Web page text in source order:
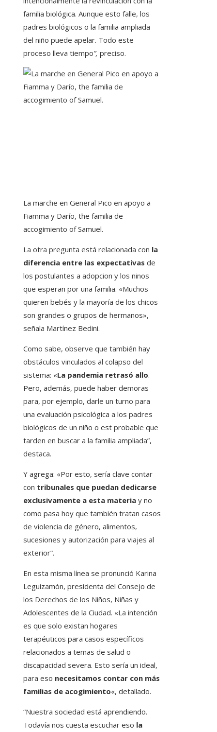
familia biológica. Aunque esto falle, los
padres biológicos o la familia ampliada
del niño puede apelar. Todo este
proceso lleva tiempo”, preciso.
La marche en General Pico en apoyo a
Fiamma y Darío, the familia de
accogimiento of Samuel.
La otra pregunta está relacionada con la
diferencia entre las expectativas de
los postulantes a adopcion y los ninos
que esperan por una familia. «Muchos
quieren bebés y la mayoría de los chicos
son grandes o grupos de hermanos»,
señala Martínez Bedini.
Como sabe, observe que también hay
obstáculos vinculados al colapso del
sistema: «La pandemia retrasó allo.
Pero, además, puede haber demoras
para, por ejemplo, darle un turno para
una evaluación psicológica a los padres
biológicos de un niño o est probable que
tarden en buscar a la familia ampliada”,
destaca.
Y agrega: «Por esto, sería clave contar
con tribunales que puedan dedicarse
exclusivamente a esta materia y no
como pasa hoy que también tratan casos
de violencia de género, alimentos,
sucesiones y autorización para viajes al
exterior”.
En esta misma línea se pronunció Karina
Leguizamón, presidenta del Consejo de
los Derechos de los Niños, Niñas y
Adolescentes de la Ciudad. «La intención
es que solo existan hogares
terapéuticos para casos específicos
relacionados a temas de salud o
discapacidad severa. Esto sería un ideal,
para eso necesitamos contar con más
familias de acogimiento«, detallado.
“Nuestra sociedad está aprendiendo.
Todavía nos cuesta escuchar eso la